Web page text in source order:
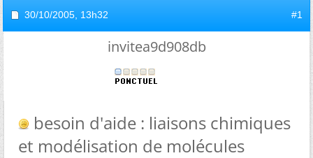
30/10/2005, 13h32 #1
invitea9d908db
besoin d'aide : liaisons chimiques
et modélisation de molécules